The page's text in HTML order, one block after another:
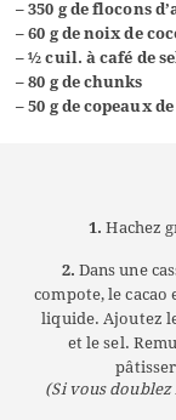
– 350 g de flocons
– 60 g de noix de
– ½ cuil. à café de
– 80 g de chunks
– 50 g de copeaux
1. Hachez
2. Dans une
compote, le cacao
liquide. Ajoutez
et le sel.
(Si vous